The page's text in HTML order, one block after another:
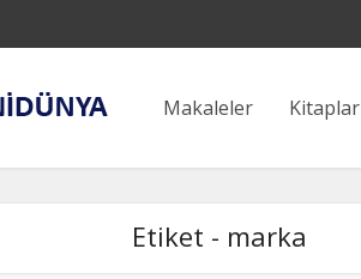
Makaleler Kitaplar
Etiket - marka